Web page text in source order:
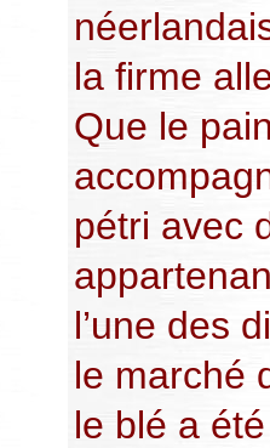
la firme
Que le
pétri avec
l’une des
le marché
le blé a